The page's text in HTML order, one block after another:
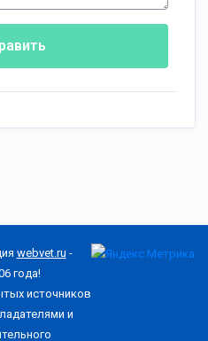
webvet.ru -
года!
источников
и